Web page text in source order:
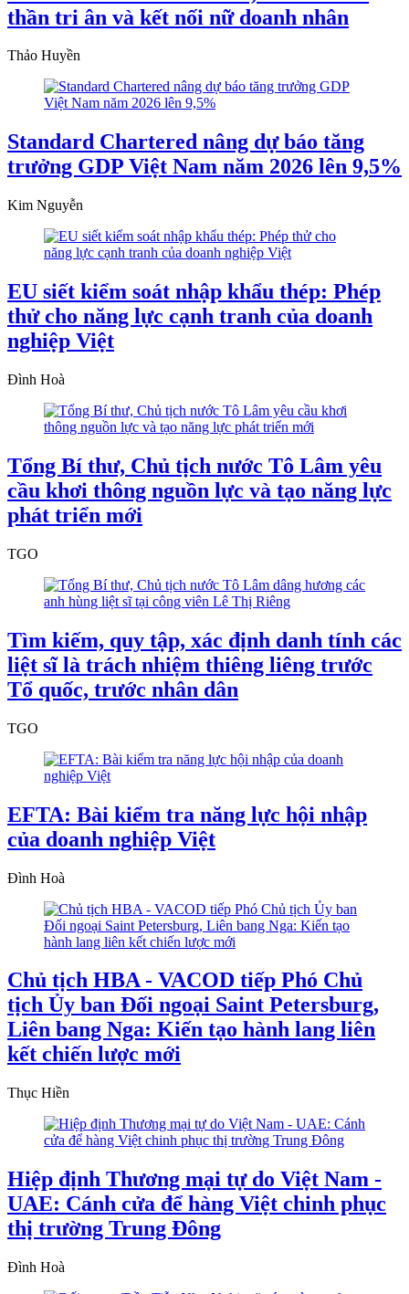
thần tri ân và kết nối nữ doanh nhân
Thảo Huyền
Standard Chartered nâng dự báo tăng
trưởng GDP Việt Nam năm 2026 lên 9,5%
Kim Nguyễn
EU siết kiểm soát nhập khẩu thép: Phép
thử cho năng lực cạnh tranh của doanh
nghiệp Việt
Đình Hoà
Tổng Bí thư, Chủ tịch nước Tô Lâm yêu
cầu khơi thông nguồn lực và tạo năng lực
phát triển mới
TGO
Tìm kiếm, quy tập, xác định danh tính các
liệt sĩ là trách nhiệm thiêng liêng trước
Tổ quốc, trước nhân dân
TGO
EFTA: Bài kiểm tra năng lực hội nhập
của doanh nghiệp Việt
Đình Hoà
Chủ tịch HBA - VACOD tiếp Phó Chủ
tịch Ủy ban Đối ngoại Saint Petersburg,
Liên bang Nga: Kiến tạo hành lang liên
kết chiến lược mới
Thục Hiền
Hiệp định Thương mại tự do Việt Nam -
UAE: Cánh cửa để hàng Việt chinh phục
thị trường Trung Đông
Đình Hoà